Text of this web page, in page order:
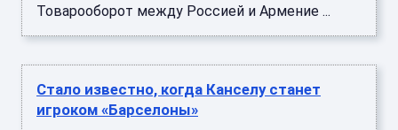
Товарооборот между Россией и Армение ...
Стало известно, когда Канселу станет
игроком «Барселоны»